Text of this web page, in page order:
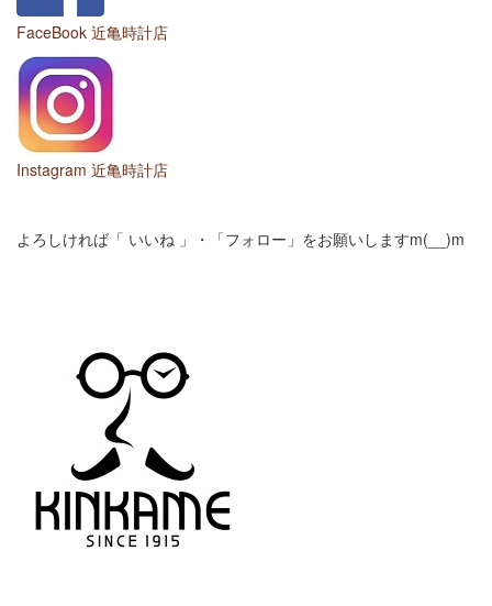
FaceBook 近亀時計店
Instagram 近亀時計店
よろしければ「 いいね 」・「フォロー」をお願いしますm(__)m